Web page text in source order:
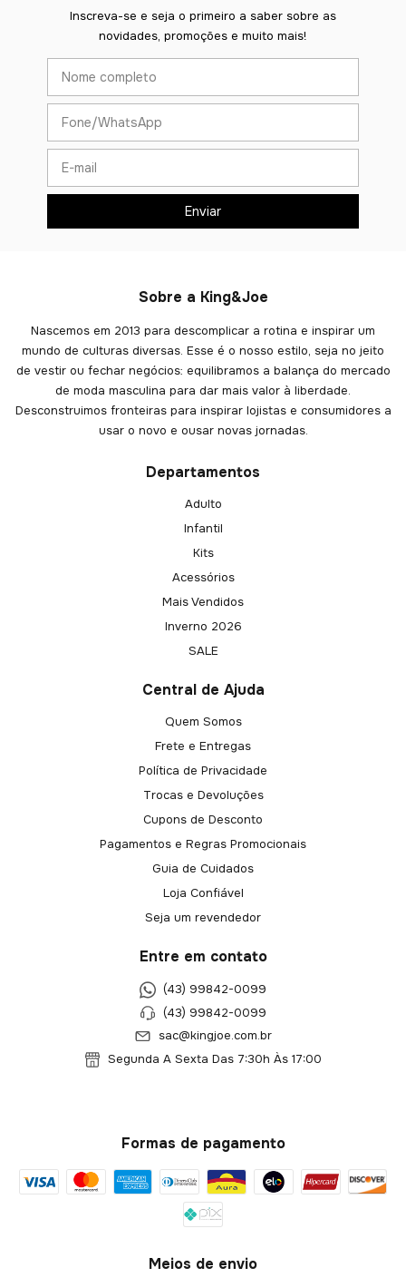
Inscreva-se e seja o primeiro a saber sobre as
novidades, promoções e muito mais!
Sobre a King&Joe
Nascemos em 2013 para descomplicar a rotina e inspirar um
mundo de culturas diversas. Esse é o nosso estilo, seja no jeito
de vestir ou fechar negócios: equilibramos a balança do mercado
de moda masculina para dar mais valor à liberdade.
Desconstruimos fronteiras para inspirar lojistas e consumidores a
usar o novo e ousar novas jornadas.
Departamentos
Adulto
Infantil
Kits
Acessórios
Mais Vendidos
Inverno 2026
SALE
Central de Ajuda
Quem Somos
Frete e Entregas
Política de Privacidade
Trocas e Devoluções
Cupons de Desconto
Pagamentos e Regras Promocionais
Guia de Cuidados
Loja Confiável
Seja um revendedor
Entre em contato
(43) 99842-0099
(43) 99842-0099
sac@kingjoe.com.br
Segunda A Sexta Das 7:30h Às 17:00
Formas de pagamento
Meios de envio